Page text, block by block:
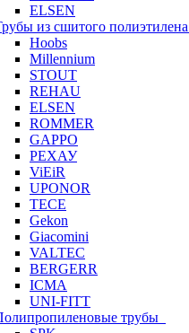
ELSEN
из сшитого полиэтилена
Hoobs
Millennium
STOUT
REHAU
ELSEN
ROMMER
GAPPO
РЕХАУ
ViEiR
UPONOR
TECE
Gekon
Giacomini
VALTEC
BERGERR
ICMA
UNI-FITT
трубы